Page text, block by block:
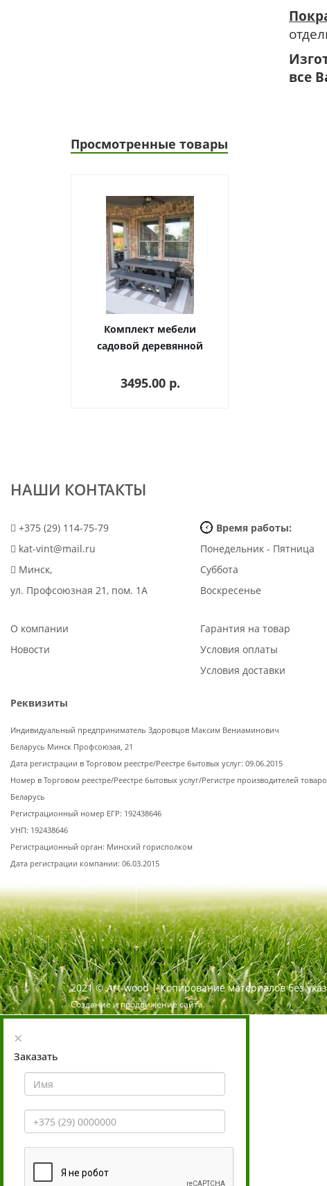
все
Просмотренные товары
Комплект мебели
садовой деревянной
0047
3495.00 p.
НАШИ КОНТАКТЫ
+375 (29) 114-75-79
kat-vint@mail.ru
Минск,
ул. Профсоюзная 21, пом. 1А
Время работы:
Понедельник - Пятница
Суббота
Воскресенье
О компании
Новости
Гарантия на товар
Условия оплаты
Условия доставки
Реквизиты
Индивидуальный предприниматель Здоровцов Максим Вениаминович
Беларусь Минск Профсоюзая, 21
Дата регистрации в Торговом реестре/Реестре бытовых услуг: 09.06.2015
Номер в Торговом реестре/Реестре бытовых услуг/Регистре производителей
Беларусь
Регистрационный номер ЕГР: 192438646
УНП: 192438646
Регистрационный орган: Минский горисполком
Дата регистрации компании: 06.03.2015
2021 ©Art-wood |Копирование материалов без
Создание и продвижение сайта
×
Заказать